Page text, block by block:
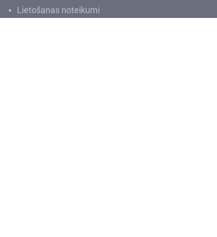
Lietošanas noteikumi